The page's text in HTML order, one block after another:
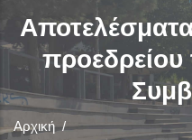
προεδρείου
Αρχική /